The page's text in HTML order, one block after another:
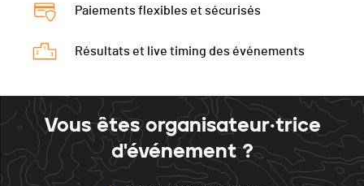
Paiements flexibles et sécurisés
Résultats et live timing des événements
Vous êtes organisateur·trice
d'événement ?